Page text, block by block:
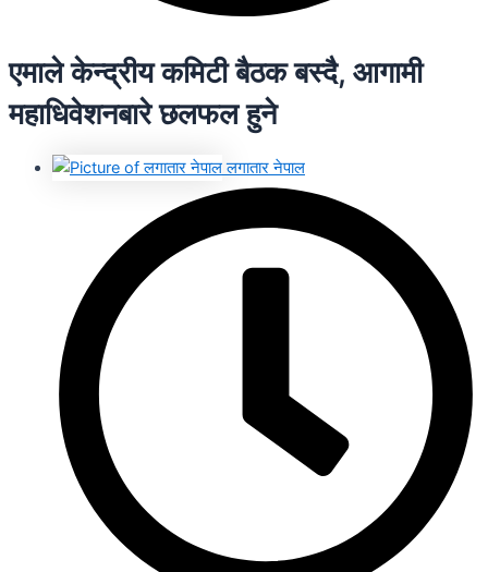
एमाले केन्द्रीय कमिटी बैठक बस्दै, आगामी
महाधिवेशनबारे छलफल हुने
लगातार नेपाल